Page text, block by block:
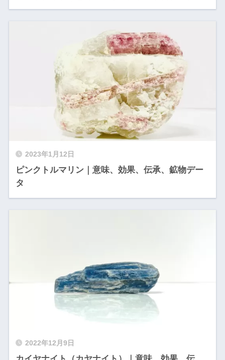
2023年1月12日
ピンクトルマリン｜意味、効果、伝承、鉱物デー
タ
2022年12月9日